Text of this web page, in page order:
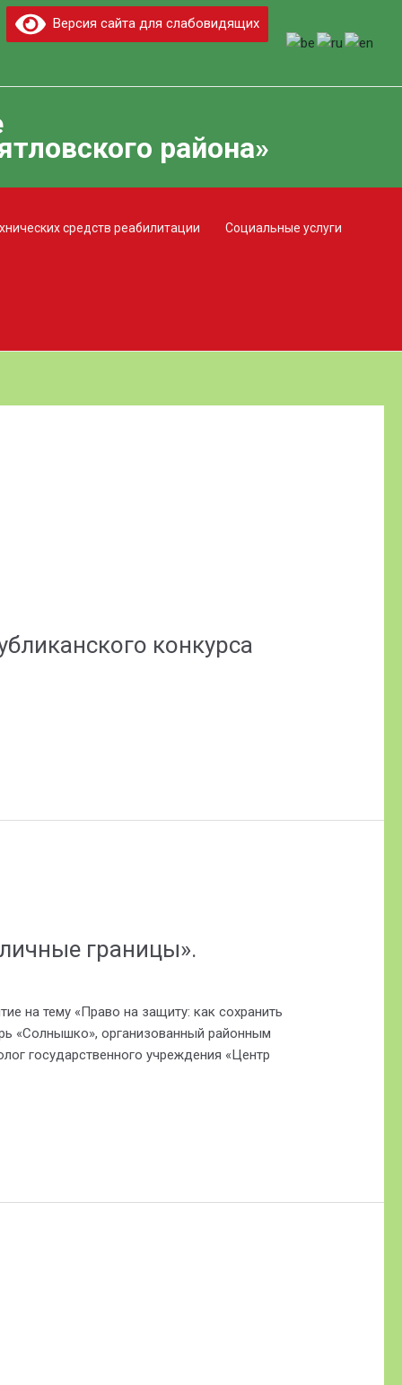
Версия сайта для слабовидящих
района»
средств реабилитации Социальные услуги
конкурса
границы».
на тему «Право на защиту: как сохранить
«Солнышко», организованный районным
государственного учреждения «Центр